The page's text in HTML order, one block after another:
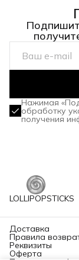
Нажимая
обработку
получения
LOLLIPOPSTICKS
Доставка
Правила
Реквизиты
Оферта